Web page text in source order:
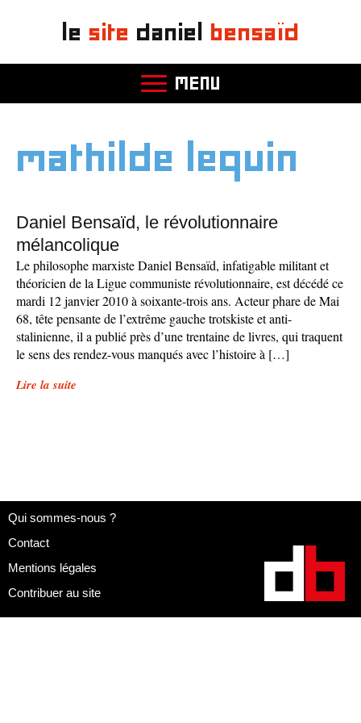
le site daniel bensaïd
MENU
mathilde lequin
Daniel Bensaïd, le révolutionnaire
mélancolique
Le philosophe marxiste Daniel Bensaïd, infatigable militant et
théoricien de la Ligue communiste révolutionnaire, est décédé ce
mardi 12 janvier 2010 à soixante-trois ans. Acteur phare de Mai
68, tête pensante de l’extrême gauche trotskiste et anti-
stalinienne, il a publié près d’une trentaine de livres, qui traquent
le sens des rendez-vous manqués avec l’histoire à […]
Lire la suite
Qui sommes-nous ?
Contact
Mentions légales
Contribuer au site